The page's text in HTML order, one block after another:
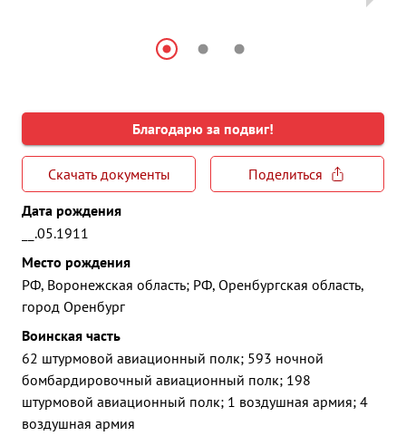
Благодарю за подвиг!
Скачать документы
Поделиться
Дата рождения
__.05.1911
Место рождения
РФ, Воронежская область; РФ, Оренбургская область,
город Оренбург
Воинская часть
62 штурмовой авиационный полк; 593 ночной
бомбардировочный авиационный полк; 198
штурмовой авиационный полк; 1 воздушная армия; 4
воздушная армия